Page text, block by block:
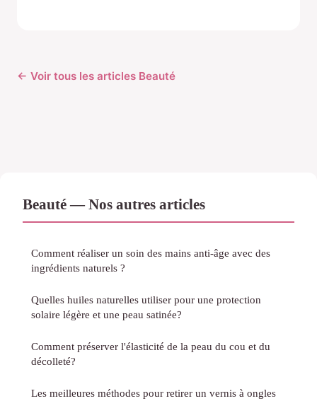
← Voir tous les articles Beauté
Beauté — Nos autres articles
Comment réaliser un soin des mains anti-âge avec des
ingrédients naturels ?
Quelles huiles naturelles utiliser pour une protection
solaire légère et une peau satinée?
Comment préserver l'élasticité de la peau du cou et du
décolleté?
Les meilleures méthodes pour retirer un vernis à ongles